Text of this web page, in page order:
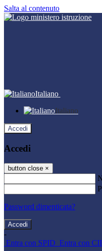
Salta al contenuto
Italiano
Italiano
Accedi
Accedi
button close ×
Password dimenticata?
-
Entra con SPID Entra con